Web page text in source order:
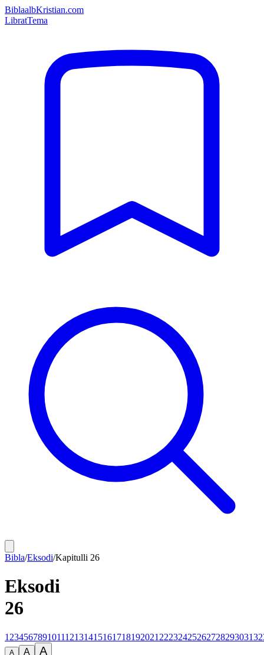
BiblaalbKristian.com
LibratTema
Bibla/Eksodi/Kapitulli 26
Eksodi
26
1 23456789101112131415161718192021 2223242526272829303132
A A A